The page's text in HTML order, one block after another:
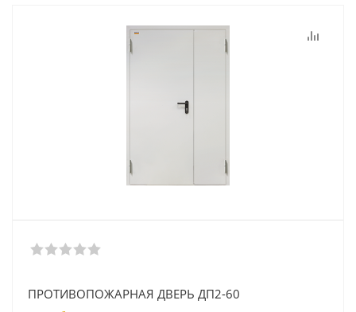
ПРОТИВОПОЖАРНАЯ ДВЕРЬ ДП2-60